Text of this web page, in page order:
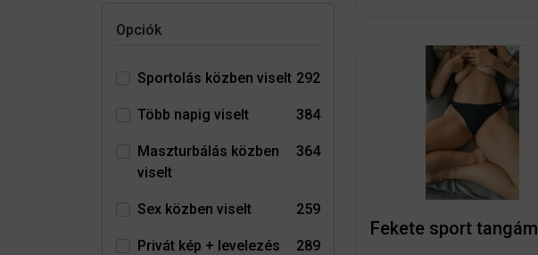
Opciók
Sportolás közben viselt 292
Több napig viselt 384
Maszturbálás közben
viselt
364
Sex közben viselt 259
Privát kép + levelezés
289
Fekete sport tangám